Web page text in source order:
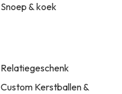
Snoep & koek
Relatiegeschenk
Custom Kerstballen &